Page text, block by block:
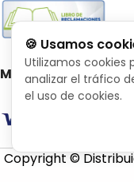
Medios de pago
Copyright ©
🍪 Usamos
Utilizamos cookies
analizar el tráfico
el uso de cookies.